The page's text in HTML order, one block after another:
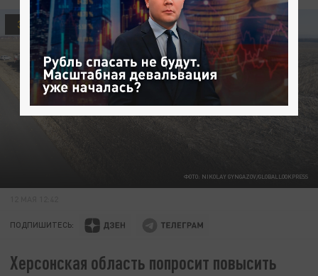
ФОТО: NIKOLAY GYNGAZOV/GLOBALLOOKPRESS
ЭКОНОМИКА
ПОДПИШИТЕСЬ:
Херсонская область попросит повысить